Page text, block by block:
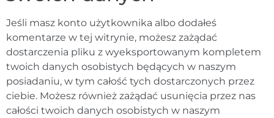
Jeśli masz konto użytkownika albo dodałeś
komentarze w tej witrynie, możesz zażądać
dostarczenia pliku z wyeksportowanym kompletem
twoich danych osobistych będących w naszym
posiadaniu, w tym całość tych dostarczonych przez
ciebie. Możesz również zażądać usunięcia przez nas
całości twoich danych osobistych w naszym